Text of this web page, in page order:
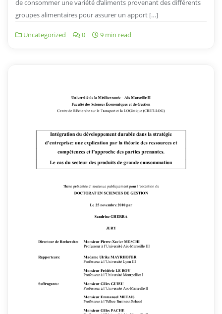
de consommer une variété d’aliments provenant des différents
groupes alimentaires pour assurer un apport […]
Uncategorized 0 9 min read